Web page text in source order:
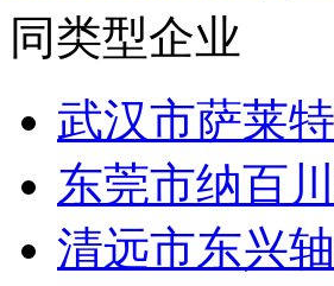
同类型企业
武汉市萨莱
东莞市纳百
清远市东兴